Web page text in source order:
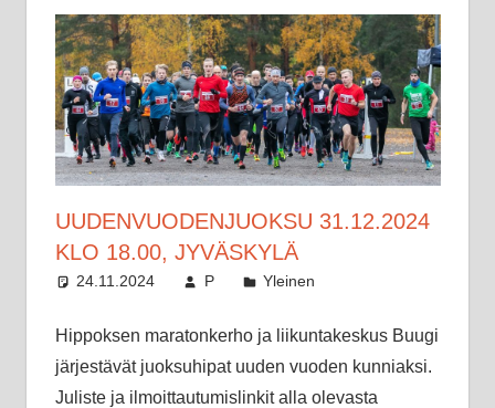
UUDENVUODENJUOKSU 31.12.2024
KLO 18.00, JYVÄSKYLÄ
24.11.2024 P Yleinen
Hippoksen maratonkerho ja liikuntakeskus Buugi
järjestävät juoksuhipat uuden vuoden kunniaksi.
Juliste ja ilmoittautumislinkit alla olevasta